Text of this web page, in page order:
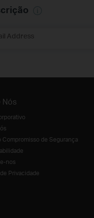
Address
Nós
Compromisso de Segurança
nos
Privacidade